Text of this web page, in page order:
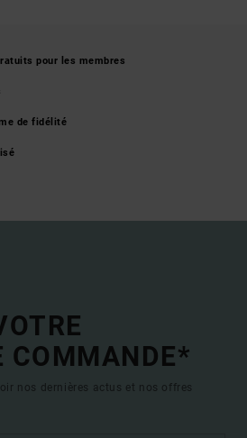
pour les membres
de fidélité
COMMANDE*
nos dernières actus et nos offres